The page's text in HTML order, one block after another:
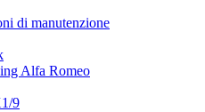
di manutenzione
Alfa Romeo
9